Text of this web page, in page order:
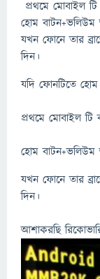
প্রথমে মোবাইল
হোম বাটন+ভলিউম
যখন ফোনে তার
দিন।
যদি ফোনটিতে হোম
প্রথমে মোবাইল
হোম
যখন ফোনে তার
দিন।
আশাকরছি